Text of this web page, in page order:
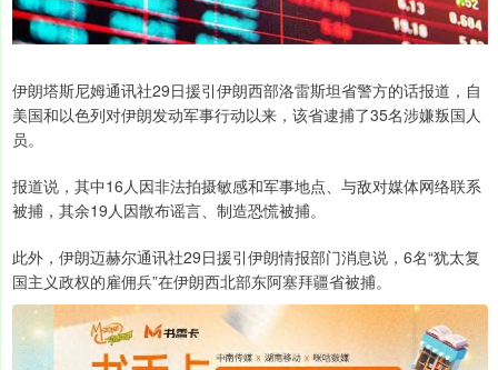
伊朗塔斯尼姆通讯社29日援引伊朗西部洛雷斯坦省警方的话报道，自
美国和以色列对伊朗发动军事行动以来，该省逮捕了35名涉嫌叛国人
员。
报道说，其中16人因非法拍摄敏感和军事地点、与敌对媒体网络联系
被捕，其余19人因散布谣言、制造恐慌被捕。
此外，伊朗迈赫尔通讯社29日援引伊朗情报部门消息说，6名“犹太复
国主义政权的雇佣兵”在伊朗西北部东阿塞拜疆省被捕。